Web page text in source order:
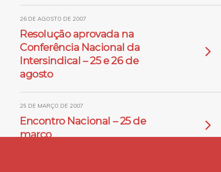
26 DE AGOSTO DE 2007
Resolução aprovada na
Conferência Nacional da
Intersindical – 25 e 26 de
agosto
25 DE MARÇO DE 2007
Encontro Nacional – 25 de
março